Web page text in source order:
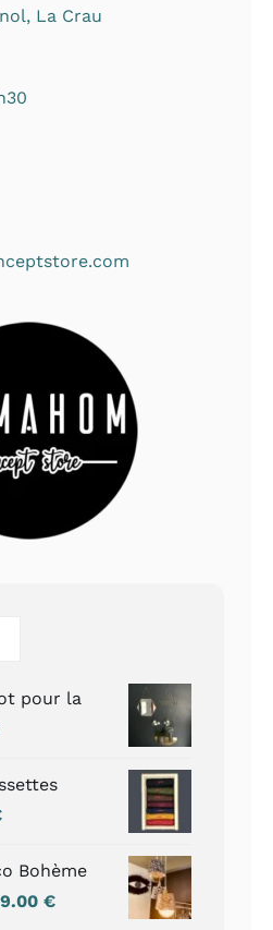
La Crau
pour la
Bohème
€